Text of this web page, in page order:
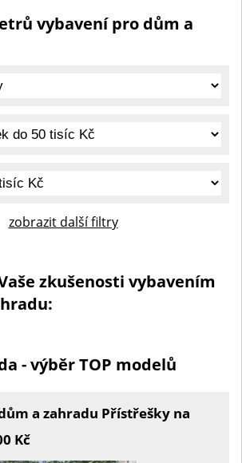
vybavení pro dům a
zobrazit další filtry
zkušenosti vybavením
- výběr TOP modelů
a zahradu Přístřešky na
Kč